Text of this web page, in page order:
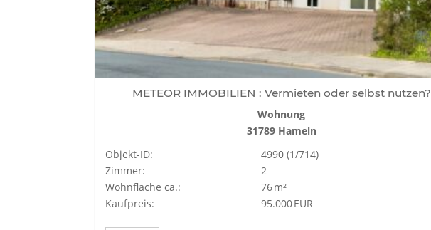
METEOR IMMOBILIEN : Vermieten oder selbst nutzen?
Wohnung
31789 Hameln
Objekt-ID:
4990 (1/714)
Zimmer:
2
Wohnfläche ca.:
76 m²
Kaufpreis:
95.000 EUR